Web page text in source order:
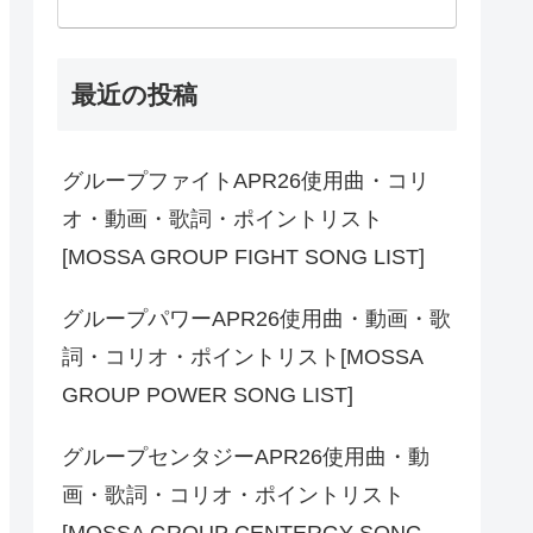
最近の投稿
グループファイトAPR26使用曲・コリ
オ・動画・歌詞・ポイントリスト
[MOSSA GROUP FIGHT SONG LIST]
グループパワーAPR26使用曲・動画・歌
詞・コリオ・ポイントリスト[MOSSA
GROUP POWER SONG LIST]
グループセンタジーAPR26使用曲・動
画・歌詞・コリオ・ポイントリスト